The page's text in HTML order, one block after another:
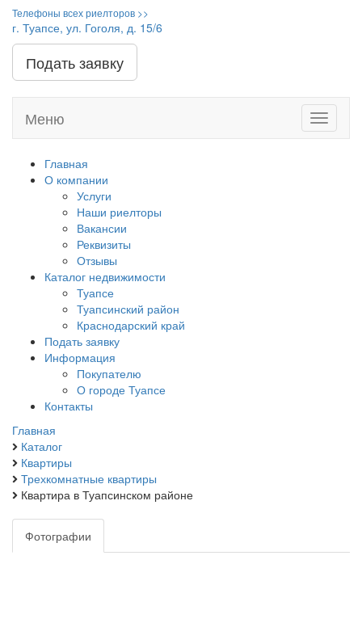
Телефоны всех риелторов >>
г. Туапсе, ул. Гоголя, д. 15/6
Подать заявку
Меню
Toggle
Главная
О компании
Услуги
Наши риелторы
Вакансии
Реквизиты
Отзывы
Каталог недвижимости
Туапсе
Туапсинский район
Краснодарский край
Подать заявку
Информация
Покупателю
О городе Туапсе
Контакты
Главная
Каталог
Квартиры
Трехкомнатные квартиры
Квартира в Туапсинском районе
Фотографии